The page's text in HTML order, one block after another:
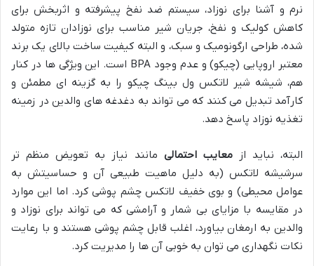
نرم و آشنا برای نوزاد، سیستم ضد نفخ پیشرفته و اثربخش برای
کاهش کولیک و نفخ، جریان شیر مناسب برای نوزادان تازه متولد
شده، طراحی ارگونومیک و سبک، و البته کیفیت ساخت بالای یک برند
معتبر اروپایی (چیکو) و عدم وجود BPA است. این ویژگی ها در کنار
هم، شیشه شیر لاتکس ول بینگ چیکو را به گزینه ای مطمئن و
کارآمد تبدیل می کنند که می تواند به دغدغه های والدین در زمینه
تغذیه نوزاد پاسخ دهد.
البته، نباید ازمعایب احتمالی مانند نیاز به تعویض منظم تر
سرشیشه لاتکس (به دلیل ماهیت طبیعی آن و حساسیتش به
عوامل محیطی) و بوی خفیف لاتکس چشم پوشی کرد. اما این موارد
در مقایسه با مزایای بی شمار و آرامشی که می تواند برای نوزاد و
والدین به ارمغان بیاورد، اغلب قابل چشم پوشی هستند و با رعایت
نکات نگهداری می توان به خوبی آن ها را مدیریت کرد.